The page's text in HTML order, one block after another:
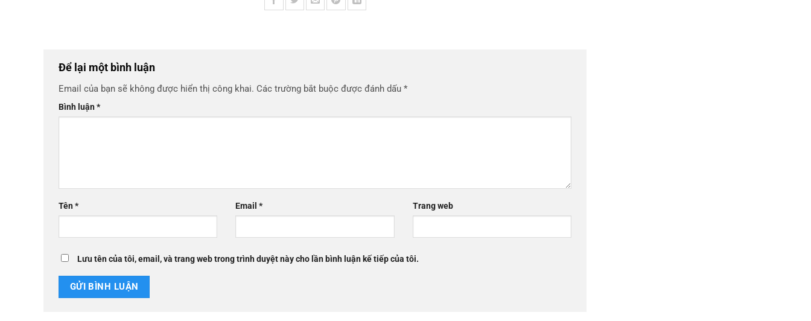
Để lại một bình luận
Email của bạn sẽ không được hiển thị công khai. Các trường bắt buộc được đánh dấu *
Bình luận*
Tên* Email* Trang web
Lưu tên của tôi, email, và trang web trong trình duyệt này cho lần bình luận kế tiếp của tôi.